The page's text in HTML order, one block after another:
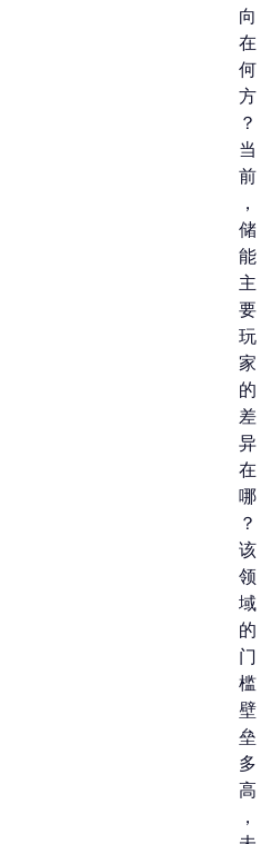
向
在
何
方
？
当
前
，
储
能
主
要
玩
家
的
差
异
在
哪
？
该
领
域
的
门
槛
壁
垒
多
高
，